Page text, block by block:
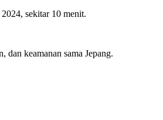
sekitar 10 menit.
keamanan sama Jepang.